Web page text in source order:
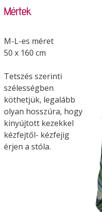
Mértek
M-L-es méret
50 x 160 cm
Tetszés szerinti
szélességben
köthetjük, legalább
olyan hosszúra, hogy
kinyújtott kezekkel
kézfejtől- kézfejig
érjen a stóla.